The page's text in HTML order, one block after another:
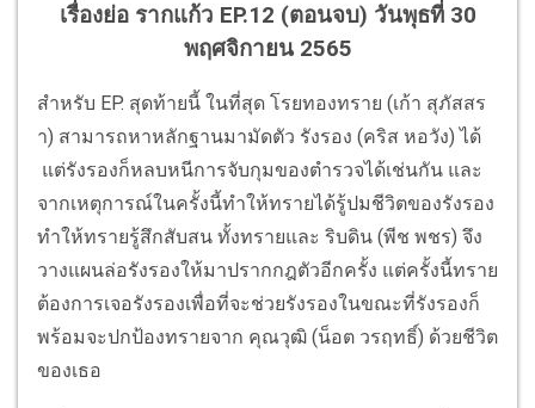
เรื่องย่อ รากแก้ว EP.12 (ตอนจบ) วันพุธที่ 30
พฤศจิกายน 2565
สำหรับ EP. สุดท้ายนี้ ในที่สุด โรยทองทราย (เก้า สุภัสสร
า) สามารถหาหลักฐานมามัดตัว รังรอง (คริส หอวัง) ได้
แต่รังรองก็หลบหนีการจับกุมของตำรวจได้เช่นกัน และ
จากเหตุการณ์ในครั้งนี้ทำให้ทรายได้รู้ปมชีวิตของรังรอง
ทำให้ทรายรู้สึกสับสน ทั้งทรายและ ริบดิน (พีช พชร) จึง
วางแผนล่อรังรองให้มาปรากกฎตัวอีกครั้ง แต่ครั้งนี้ทราย
ต้องการเจอรังรองเพื่อที่จะช่วยรังรองในขณะที่รังรองก็
พร้อมจะปกป้องทรายจาก คุณวุฒิ (น็อต วรฤทธิ์) ด้วยชีวิต
ของเธอ